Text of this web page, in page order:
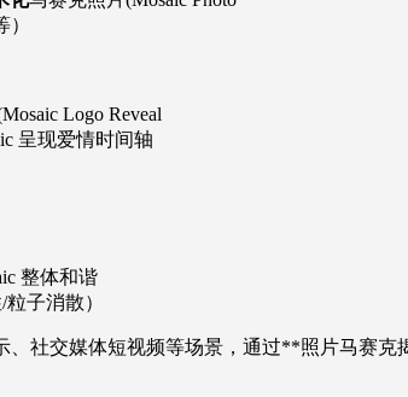
Logo Reveal
呈现爱情时间轴
整体和谐
子消散）
社交媒体短视频等场景，通过**照片马赛克